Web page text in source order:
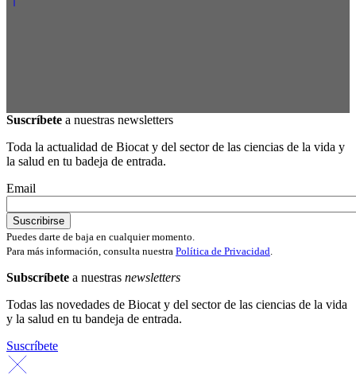
Suscríbete a nuestras newsletters
Toda la actualidad de Biocat y del sector de las ciencias de la vida y
la salud en tu badeja de entrada.
Email
Puedes darte de baja en cualquier momento.
Para más información, consulta nuestra Política de Privacidad
Subscríbete a nuestras newsletters
Todas las novedades de Biocat y del sector de las ciencias de la vida
y la salud en tu bandeja de entrada.
Suscríbete